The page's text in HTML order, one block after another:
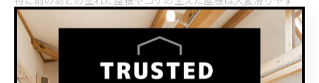
く、
私たちが工事を行う際は、必ず足場を組み行います。
診断を行う際も、細心の注意を払いながら専用の靴を着用し屋根